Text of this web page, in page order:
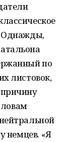
Однажды,
по
листовок,
немцев. «Я